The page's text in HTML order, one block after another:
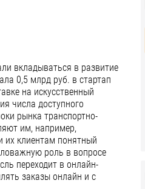
вкладываться в развитие
0,5 млрд руб. в стартап
на искусственный
числа доступного
рынка транспортно-
им, например,
их клиентам понятный
роль в вопросе
переходит в онлайн-
заказы онлайн и с